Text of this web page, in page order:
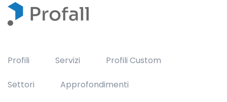
Profili Servizi Profili Custom
Settori Approfondimenti